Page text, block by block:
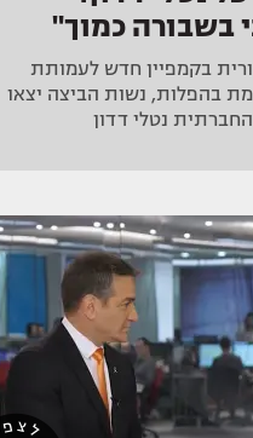
בשבורה כמוך"
בקמפיין חדש לעמותת
בהפלות, נשות הביצה יצאו
נטלי דדון